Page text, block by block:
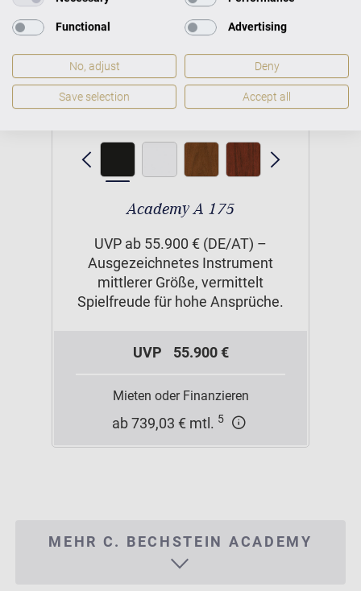
Academy A 175
UVP ab 55.900 € (DE/AT) –
Ausgezeichnetes Instrument
mittlerer Größe, vermittelt
Spielfreude für hohe Ansprüche.
UVP 55.900 €
Mieten oder Finanzieren
ab 739,03 € mtl. 5
MEHR C. BECHSTEIN ACADEMY
Functional Advertising
No, adjust Deny
Save selection Accept all